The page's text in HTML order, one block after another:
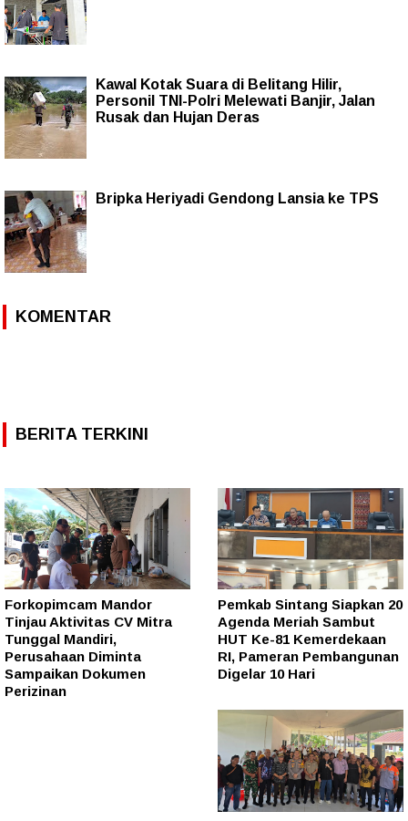
Kawal Kotak Suara di Belitang Hilir,
Personil TNI-Polri Melewati Banjir, Jalan
Rusak dan Hujan Deras
Bripka Heriyadi Gendong Lansia ke TPS
KOMENTAR
BERITA TERKINI
Forkopimcam Mandor
Tinjau Aktivitas CV Mitra
Tunggal Mandiri,
Perusahaan Diminta
Sampaikan Dokumen
Perizinan
Pemkab Sintang Siapkan 20
Agenda Meriah Sambut
HUT Ke-81 Kemerdekaan
RI, Pameran Pembangunan
Digelar 10 Hari